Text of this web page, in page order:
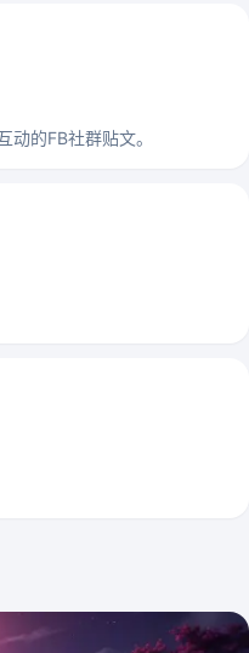
的FB社群贴文。